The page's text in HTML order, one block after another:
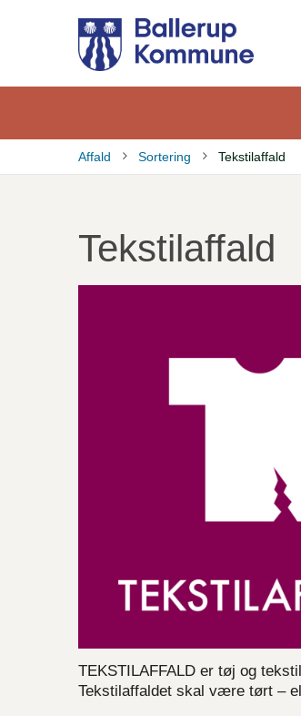
hovedindhold
Affald Sortering Tekstilaffald
Tekstilaffald
TEKSTILAFFALD er tøj og
Tekstilaffaldet skal være tørt –